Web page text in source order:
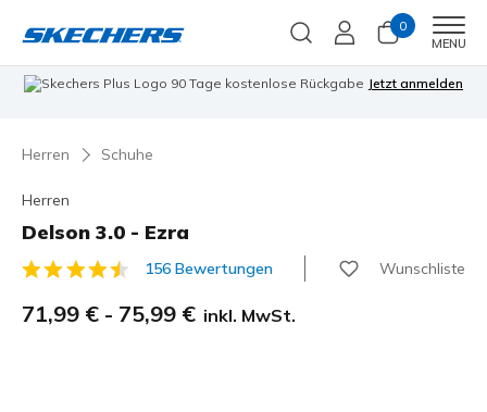
0
MENU
90 Tage kostenlose Rückgabe Jetzt anmelden
Herren Schuhe
Herren
Delson 3.0 - Ezra
4,6 von 5 Kundenbewertungen
156 Bewertungen Wunschliste
71,99 € - 75,99 € inkl. MwSt.